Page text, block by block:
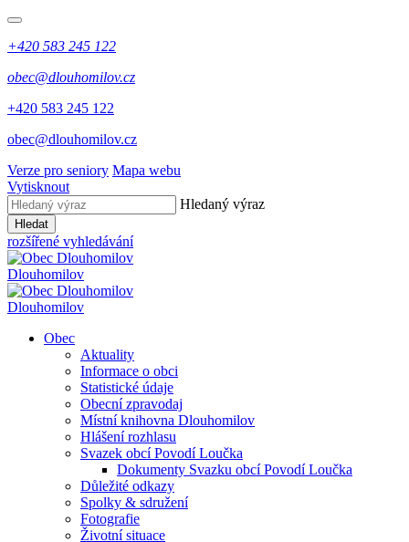
+420 583 245 122
obec@dlouhomilov.cz
+420 583 245 122
obec@dlouhomilov.cz
Verze pro seniory Mapa webu
Vytisknout
Hledaný výraz
Hledat
rozšířené vyhledávání
Dlouhomilov
Dlouhomilov
Obec
Aktuality
Informace o obci
Statistické údaje
Obecní zpravodaj
Místní knihovna Dlouhomilov
Hlášení rozhlasu
Svazek obcí Povodí Loučka
Dokumenty Svazku obcí Povodí Loučka
Důležité odkazy
Spolky & sdružení
Fotografie
Životní situace